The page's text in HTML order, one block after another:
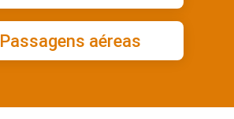
Passagens aéreas